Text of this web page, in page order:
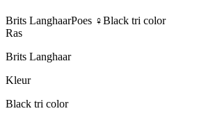
Brits LanghaarPoes ♀Black tri color
Ras
Brits Langhaar
Kleur
Black tri color